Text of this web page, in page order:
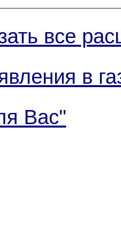
все
в
Вас"